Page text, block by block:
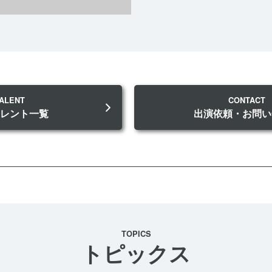
ント一覧
CONTACT
出演依頼・お問
TOPICS
トピックス